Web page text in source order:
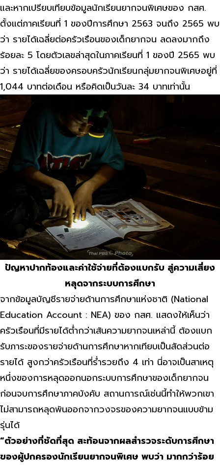
และหากเปรียบเทียบข้อมูลนักเรียนยากจนพิเศษของ กสศ.
ตั้งแต่ภาคเรียนที่ 1 ของปีการศึกษา 2563 จนถึง 2565 พบ
ว่า รายได้เฉลี่ยต่อครัวเรือนของเด็กยากจน ลดลงมากถึง
ร้อยละ 5 โดยตัวเลขล่าสุดในภาคเรียนที่ 1 ของปี 2565 พบ
ว่า รายได้เฉลี่ยของครอบครัวนักเรียนกลุ่มยากจนพิเศษอยู่ที่
1,044 บาทต่อเดือน หรือคิดเป็นวันละ 34 บาทเท่านั้น
ปัญหาปากท้องและค่าใช้จ่ายที่ต้องแบกรับ สู่ความเสี่ยง
หลุดจากระบบการศึกษา
จากข้อมูลบัญชีรายจ่ายด้านการศึกษาแห่งชาติ (National
Education Account : NEA) ของ กสศ. แสดงให้เห็นว่า
ครัวเรือนที่มีรายได้ต่ำกว่าเส้นความยากจนเหล่านี้ ต้องแบก
รับภาระของรายจ่ายด้านการศึกษาหากเทียบเป็นสัดส่วนต่อ
รายได้ สูงกว่าครัวเรือนที่ร่ำรวยถึง 4 เท่า นี่อาจเป็นสาเหตุ
หนึ่งของการหลุดออกนอกระบบการศึกษาของเด็กยากจน
ก่อนจบการศึกษาภาคบังคับ สถานการณ์เช่นนี้ทำให้พวกเขา
ไม่สามารถหลุดพ้นออกจากวงจรของความยากจนแบบข้าม
รุ่นได้
“ตัวอย่างที่ชัดที่สุด สะท้อนจากผลสำรวจระดับการศึกษา
ของผู้ปกครองนักเรียนยากจนพิเศษ พบว่า มากกว่าร้อย